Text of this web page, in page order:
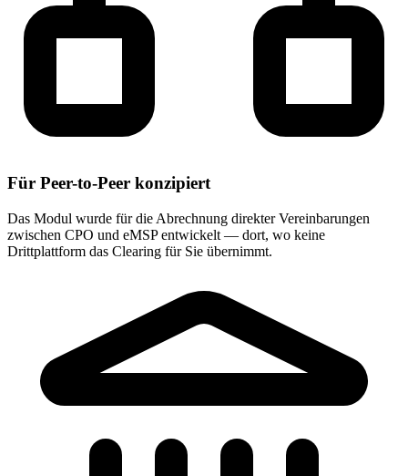
Für Peer-to-Peer konzipiert
Das Modul wurde für die Abrechnung direkter Vereinbarungen
zwischen CPO und eMSP entwickelt — dort, wo keine
Drittplattform das Clearing für Sie übernimmt.